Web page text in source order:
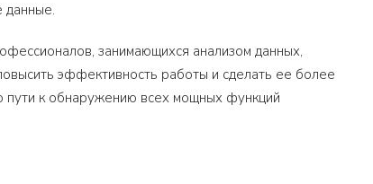
данные.
занимающихся анализом данных,
эффективность работы и сделать ее более
пути к обнаружению всех мощных функций